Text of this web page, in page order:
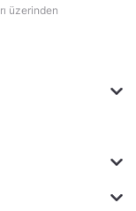
üzerinden